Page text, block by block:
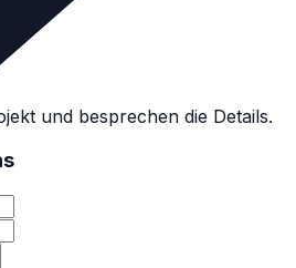
und besprechen die Details.